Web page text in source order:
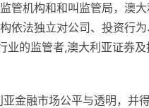
管机构和和叫监管局，澳
依法独立对公司、投资行
的监管者,澳大利亚证券
金融市场公平与透明，并